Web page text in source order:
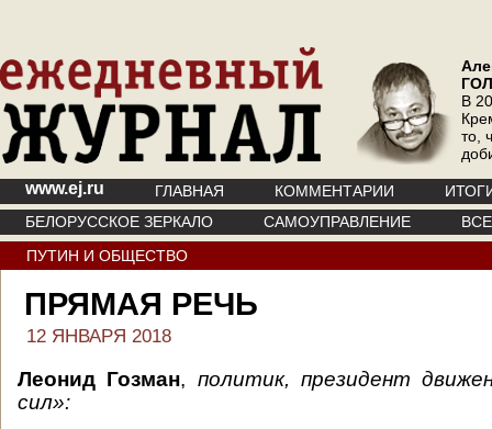
В
то,
www.ej.ru ГЛАВНАЯ КОММЕНТАРИИ
БЕЛОРУССКОЕ ЗЕРКАЛО
САМОУПРАВЛЕНИЕ
ПУТИН И ОБЩЕСТВО
ПРЯМАЯ РЕЧЬ
12 ЯНВАРЯ 2018
Леонид Гозман, политик, президент
сил»: